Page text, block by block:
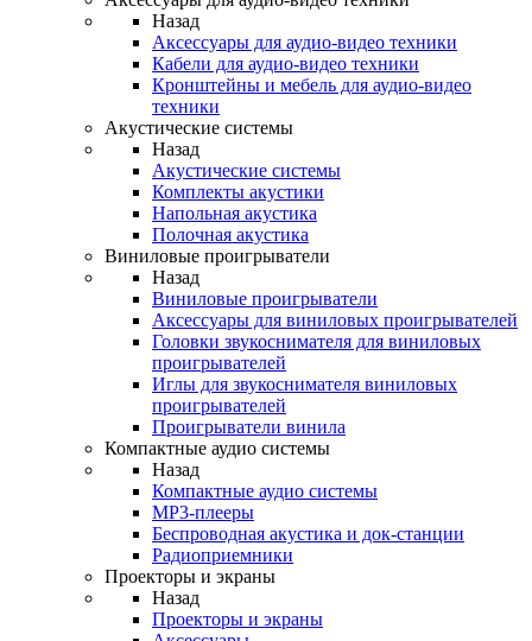
Назад
Аксессуары для аудио-видео техники
Кабели для аудио-видео техники
Кронштейны и мебель для аудио-видео
техники
Акустические системы
Назад
Акустические системы
Комплекты акустики
Напольная акустика
Полочная акустика
Виниловые проигрыватели
Назад
Виниловые проигрыватели
Аксессуары для виниловых проигрывателей
Головки звукоснимателя для виниловых
проигрывателей
Иглы для звукоснимателя виниловых
проигрывателей
Проигрыватели винила
Компактные аудио системы
Назад
Компактные аудио системы
MP3-плееры
Беспроводная акустика и док-станции
Радиоприемники
Проекторы и экраны
Назад
Проекторы и экраны